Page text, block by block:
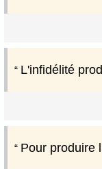
L'infidélité
Pour produire